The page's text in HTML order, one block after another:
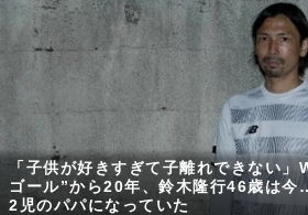
「子供が好きすぎて子離れできない」
ゴール”から20年、鈴木隆行46歳は
2児のパパになっていた